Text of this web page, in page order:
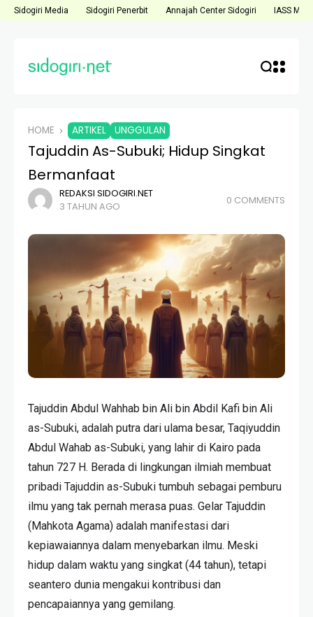
Sidogiri Media Sidogiri Penerbit Annajah Center Sidogiri IASS
HOME ARTIKEL UNGGULAN
Tajuddin As-Subuki; Hidup Singkat
Bermanfaat
REDAKSI SIDOGIRI.NET
3 TAHUN AGO
0 COMMENTS
Tajuddin Abdul Wahhab bin Ali bin Abdil Kafi bin Ali
as-Subuki, adalah putra dari ulama besar, Taqiyuddin
Abdul Wahab as-Subuki, yang lahir di Kairo pada
tahun 727 H. Berada di lingkungan ilmiah membuat
pribadi Tajuddin as-Subuki tumbuh sebagai pemburu
ilmu yang tak pernah merasa puas. Gelar Tajuddin
(Mahkota Agama) adalah manifestasi dari
kepiawaiannya dalam menyebarkan ilmu. Meski
hidup dalam waktu yang singkat (44 tahun), tetapi
seantero dunia mengakui kontribusi dan
pencapaiannya yang gemilang.